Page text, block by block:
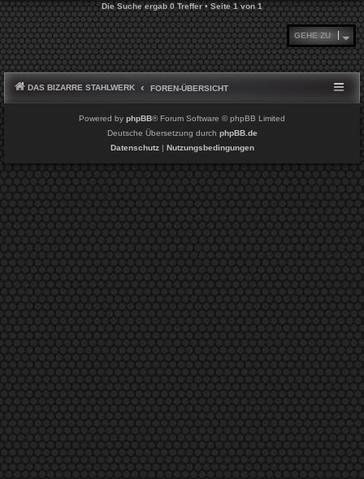
Die Suche ergab 0 Treffer • Seite1von1
GEHE ZU
DAS BIZARRE STAHLWERK FOREN-ÜBERSICHT
Powered by phpBB® Forum Software © phpBB Limited
Deutsche Übersetzung durch phpBB.de
Datenschutz| Nutzungsbedingungen